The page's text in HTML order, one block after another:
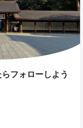
フォローしよう